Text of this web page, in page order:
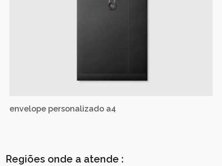
envelope personalizado a4
Regiões onde a atende :